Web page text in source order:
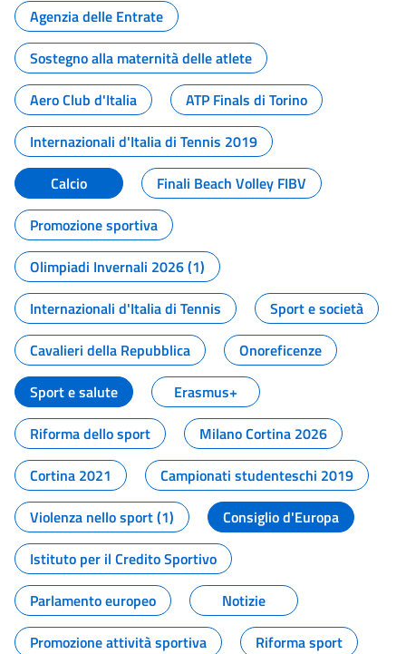
Agenzia delle Entrate
Sostegno alla maternità delle atlete
Aero Club d'Italia
ATP Finals di Torino
Internazionali d'Italia di Tennis 2019
Calcio
Finali Beach Volley FIBV
Promozione sportiva
Olimpiadi Invernali 2026 (1)
Internazionali d'Italia di Tennis
Sport e società
Cavalieri della Repubblica
Onoreficenze
Sport e salute
Erasmus+
Riforma dello sport
Milano Cortina 2026
Cortina 2021
Campionati studenteschi 2019
Violenza nello sport (1)
Consiglio d'Europa
Istituto per il Credito Sportivo
Parlamento europeo
Notizie
Promozione attività sportiva
Riforma sport